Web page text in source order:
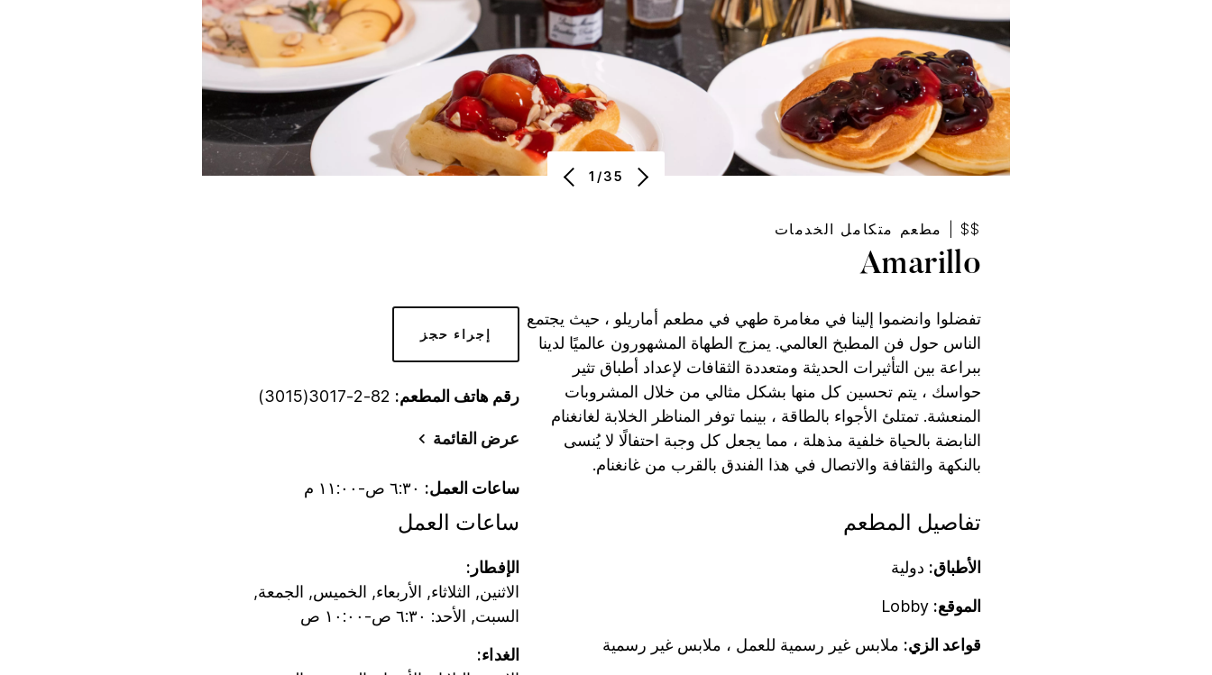
1/35
$$ مطعم متكامل الخدمات
Amarillo
تفضلوا وانضموا إلينا في مغامرة طهي في مطعم أماريلو ، حيث يجتمع
الناس حول فن المطبخ العالمي. يمزج الطهاة المشهورون عالميًا لدينا
ببراعة بين التأثيرات الحديثة ومتعددة الثقافات لإعداد أطباق تثير
حواسك ، يتم تحسين كل منها بشكل مثالي من خلال المشروبات
المنعشة. تمتلئ الأجواء بالطاقة ، بينما توفر المناظر الخلابة لغانغنام
النابضة بالحياة خلفية مذهلة ، مما يجعل كل وجبة احتفالًا لا يُنسى
بالنكهة والثقافة والاتصال في هذا الفندق بالقرب من غانغنام.
إجراء حجز
رقم هاتف المطعم:
عرض القائمة
ساعات العمل:
تفاصيل المطعم
الأطباق: دولية
الموقع:
قواعد الزي: ملابس غير رسمية للعمل ، ملابس غير رسمية
ساعات العمل
الإفطار:
الاثنين, الثلاثاء, الأربعاء, الخميس, الجمعة,
السبت, الأحد: ٦:٣٠ ص-١٠:٠٠ ص
الغداء: